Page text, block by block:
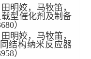
明姣，马牧笛，
型催化剂及制备
）
明姣，马牧笛，
结构纳米反应器
）